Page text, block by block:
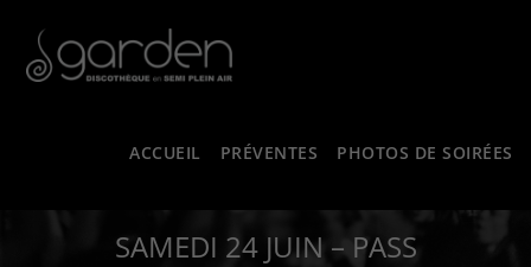
ACCUEIL PRÉVENTES PHOTOS DE SOIRÉES
SAMEDI 24 JUIN – PASS